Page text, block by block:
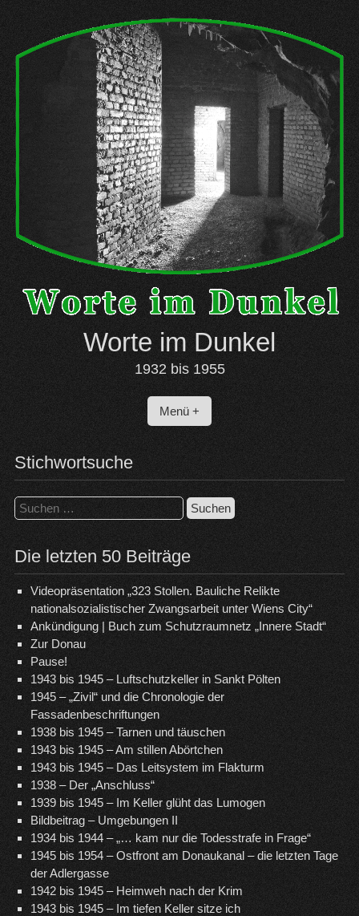
content
Worte im Dunkel
1932 bis 1955
Menü +
Stichwortsuche
Suchen
nach:
Die letzten 50 Beiträge
Videopräsentation „323 Stollen. Bauliche Relikte
nationalsozialistischer Zwangsarbeit unter Wiens City“
Ankündigung | Buch zum Schutzraumnetz „Innere Stadt“
Zur Donau
Pause!
1943 bis 1945 – Luftschutzkeller in Sankt Pölten
1945 – „Zivil“ und die Chronologie der
Fassadenbeschriftungen
1938 bis 1945 – Tarnen und täuschen
1943 bis 1945 – Am stillen Abörtchen
1943 bis 1945 – Das Leitsystem im Flakturm
1938 – Der „Anschluss“
1939 bis 1945 – Im Keller glüht das Lumogen
Bildbeitrag – Umgebungen II
1934 bis 1944 – „… kam nur die Todesstrafe in Frage“
1945 bis 1954 – Ostfront am Donaukanal – die letzten Tage
der Adlergasse
1942 bis 1945 – Heimweh nach der Krim
1943 bis 1945 – Im tiefen Keller sitze ich